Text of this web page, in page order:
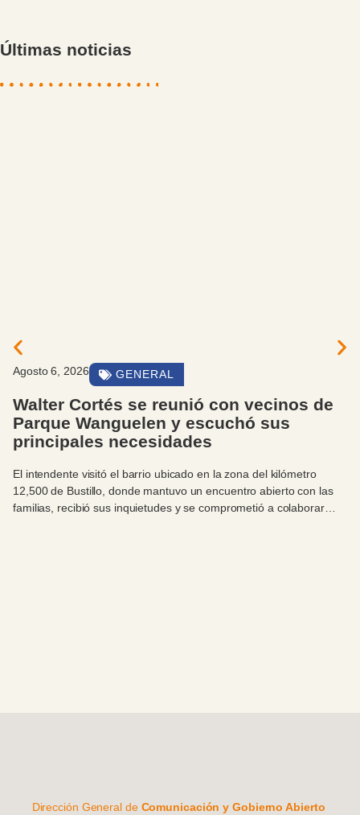
Últimas noticias
Agosto 6, 2026 GENERAL
Walter Cortés se reunió con vecinos de
Parque Wanguelen y escuchó sus
principales necesidades
El intendente visitó el barrio ubicado en la zona del kilómetro
12,500 de Bustillo, donde mantuvo un encuentro abierto con las
familias, recibió sus inquietudes y se comprometió a colaborar
Dirección General de Comunicación y Gobierno Abierto